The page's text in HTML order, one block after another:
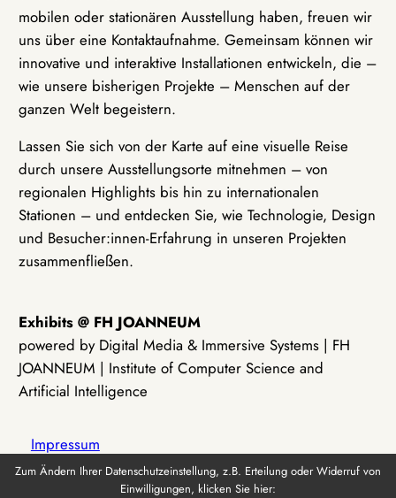
mobilen oder stationären Ausstellung haben, freuen wir
uns über eine Kontaktaufnahme. Gemeinsam können wir
innovative und interaktive Installationen entwickeln, die –
wie unsere bisherigen Projekte – Menschen auf der
ganzen Welt begeistern.
Lassen Sie sich von der Karte auf eine visuelle Reise
durch unsere Ausstellungsorte mitnehmen – von
regionalen Highlights bis hin zu internationalen
Stationen – und entdecken Sie, wie Technologie, Design
und Besucher:innen-Erfahrung in unseren Projekten
zusammenfließen.
Exhibits @ FH JOANNEUM
powered by Digital Media & Immersive Systems | FH
JOANNEUM | Institute of Computer Science and
Artificial Intelligence
Impressum
Zum Ändern Ihrer Datenschutzeinstellung, z.B. Erteilung oder Widerruf von
Einwilligungen, klicken Sie hier: